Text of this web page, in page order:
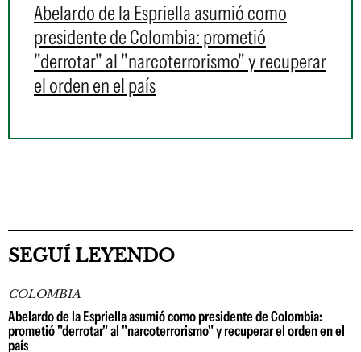
Abelardo de la Espriella asumió como
presidente de Colombia: prometió
"derrotar" al "narcoterrorismo" y recuperar
el orden en el país
SEGUÍ LEYENDO
COLOMBIA
Abelardo de la Espriella asumió como presidente de Colombia:
prometió "derrotar" al "narcoterrorismo" y recuperar el orden en el
país